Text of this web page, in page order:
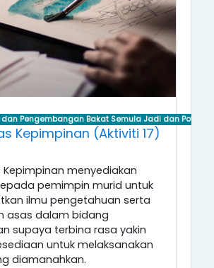
dan Pengembangan Bakat Semula Jadi dan Potensi
Kepimpinan (Aktiviti 17)
Kepimpinan menyediakan
pemimpin murid untuk
ilmu pengetahuan serta
asas dalam bidang
supaya terbina rasa yakin
untuk melaksanakan
diamanahkan.